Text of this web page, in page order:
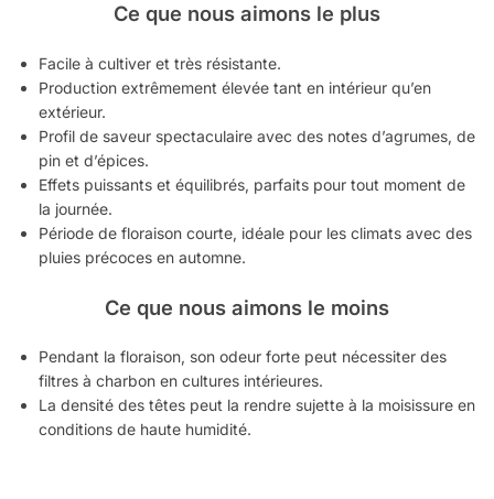
Ce que nous aimons le plus
Facile à cultiver et très résistante.
Production extrêmement élevée tant en intérieur qu’en
extérieur.
Profil de saveur spectaculaire avec des notes d’agrumes, de
pin et d’épices.
Effets puissants et équilibrés, parfaits pour tout moment de
la journée.
Période de floraison courte, idéale pour les climats avec des
pluies précoces en automne.
Ce que nous aimons le moins
Pendant la floraison, son odeur forte peut nécessiter des
filtres à charbon en cultures intérieures.
La densité des têtes peut la rendre sujette à la moisissure en
conditions de haute humidité.